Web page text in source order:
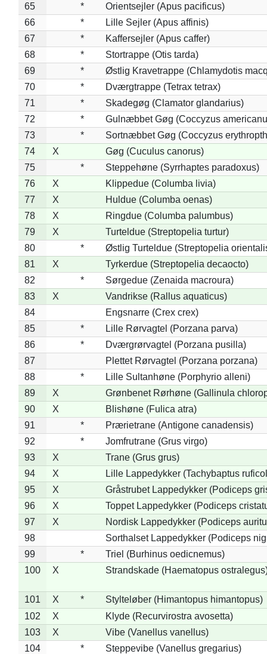
65
*
Orientsejler (Apus pacificus)
66
*
Lille Sejler (Apus affinis)
67
*
Kaffersejler (Apus caffer)
68
*
Stortrappe (Otis tarda)
69
*
Østlig Kravetrappe (Chlamydotis
70
*
Dværgtrappe (Tetrax tetrax)
71
*
Skadegøg (Clamator glandarius)
72
*
Gulnæbbet Gøg (Coccyzus
73
*
Sortnæbbet Gøg (Coccyzus
74
X
Gøg (Cuculus canorus)
75
*
Steppehøne (Syrrhaptes paradoxus)
76
X
Klippedue (Columba livia)
77
X
Huldue (Columba oenas)
78
X
Ringdue (Columba palumbus)
79
X
Turteldue (Streptopelia turtur)
80
*
Østlig Turteldue (Streptopelia
81
X
Tyrkerdue (Streptopelia decaocto)
82
*
Sørgedue (Zenaida macroura)
83
X
Vandrikse (Rallus aquaticus)
84
Engsnarre (Crex crex)
85
*
Lille Rørvagtel (Porzana parva)
86
*
Dværgrørvagtel (Porzana pusilla)
87
Plettet Rørvagtel (Porzana porzana)
88
*
Lille Sultanhøne (Porphyrio alleni)
89
X
Grønbenet Rørhøne (Gallinula
90
X
Blishøne (Fulica atra)
91
*
Prærietrane (Antigone canadensis)
92
*
Jomfrutrane (Grus virgo)
93
X
Trane (Grus grus)
94
X
Lille Lappedykker (Tachybaptus
95
X
Gråstrubet Lappedykker (Podiceps
96
X
Toppet Lappedykker (Podiceps
97
X
Nordisk Lappedykker (Podiceps
98
Sorthalset Lappedykker (Podiceps
99
*
Triel (Burhinus oedicnemus)
100
X Strandskade (Haematopus
101 X *
Stylteløber (Himantopus himantopus)
102
X
Klyde (Recurvirostra avosetta)
103
X
Vibe (Vanellus vanellus)
104
* Steppevibe (Vanellus gregarius)